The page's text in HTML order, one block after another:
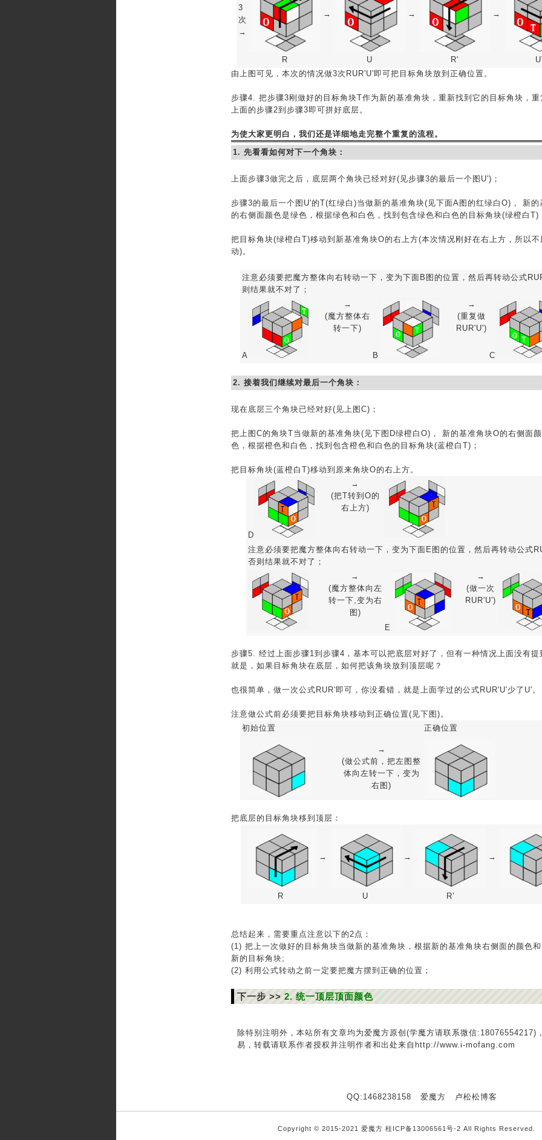
3
次
→
→ → →
R U R'
由上图可见，本次的情况做3次RUR'U'即可把目标角块放到正确位置。
步骤4. 把步骤3刚做好的目标角块T作为新的基准角块，重新找到它的目标角块，
上面的步骤2到步骤3即可拼好底层。
为使大家更明白，我们还是详细地走完整个重复的流程。
1. 先看看如何对下一个角块：
上面步骤3做完之后，底层两个角块已经对好(见步骤3的最后一个图U')；
步骤3的最后一个图U'的T(红绿白)当做新的基准角块(见下面A图的红绿白O)， 新的
的右侧面颜色是绿色，根据绿色和白色，找到包含绿色和白色的目标角块(绿橙白T)
把目标角块(绿橙白T)移动到新基准角块O的右上方(本次情况刚好在右上方，所以不
动)。
注意必须要把魔方整体向右转动一下，变为下面B图的位置，然后再转动公式
则结果就不对了；
A
→
(魔方整体右
转一下)
B
→
(重复做
RUR'U')
C
2. 接着我们继续对最后一个角块：
现在底层三个角块已经对好(见上图C)；
把上图C的角块T当做新的基准角块(见下图D绿橙白O)， 新的基准角块O的右侧面
色，根据橙色和白色，找到包含橙色和白色的目标角块(蓝橙白T)；
把目标角块(蓝橙白T)移动到原来角块O的右上方。
D
→
(把T转到O的
右上方)
注意必须要把魔方整体向右转动一下，变为下面E图的位置，然后再转动公式
否则结果就不对了；
→
(魔方整体向左
转一下,变为右
图)
E
→
(做一次
RUR'U')
步骤5. 经过上面步骤1到步骤4，基本可以把底层对好了，但有一种情况上面没有提
就是，如果目标角块在底层，如何把该角块放到顶层呢？
也很简单，做一次公式RUR'即可，你没看错，就是上面学过的公式RUR'U'少了U'。
注意做公式前必须要把目标角块移动到正确位置(见下图)。
初始位置
正确位置
→
(做公式前，把左图整
体向左转一下，变为
右图)
把底层的目标角块移到顶层：
→ → →
R U R'
总结起来，需要重点注意以下的2点：
(1) 把上一次做好的目标角块当做新的基准角块，根据新的基准角块右侧面的颜色
新的目标角块;
(2) 利用公式转动之前一定要把魔方摆到正确的位置；
下一步 >> 2. 统一顶层顶面颜色
除特别注明外，本站所有文章均为爱魔方原创(学魔方请联系微信:18076554217)
易，转载请联系作者授权并注明作者和出处来自http://www.i-mofang.com
QQ:1468238158 爱魔方 卢松松博客
Copyright © 2015-2021 爱魔方 桂ICP备13006561号-2 All Rights Reserved.